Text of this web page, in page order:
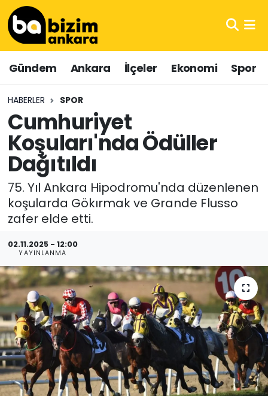
Gündem Ankara İlçeler Ekonomi Spor
HABERLER SPOR
Cumhuriyet
Koşuları'nda Ödüller
Dağıtıldı
75. Yıl Ankara Hipodromu'nda düzenlenen
koşularda Gökırmak ve Grande Flusso
zafer elde etti.
02.11.2025 - 12:00
YAYINLANMA
Hava Durumu
Trafik Durumu
Süper Lig Puan Durumu ve Fikstür
Tüm Manşetler
Son Dakika Haberleri
Haber Arşivi